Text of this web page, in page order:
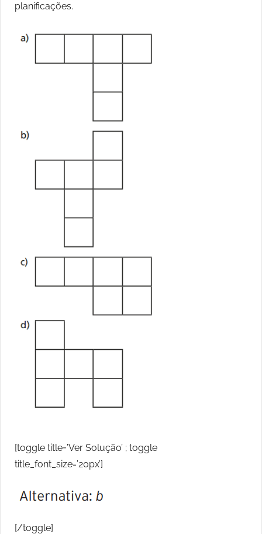
planificações.
[toggle title=’Ver Solução’ ; toggle
title_font_size=’20px’]
[/toggle]